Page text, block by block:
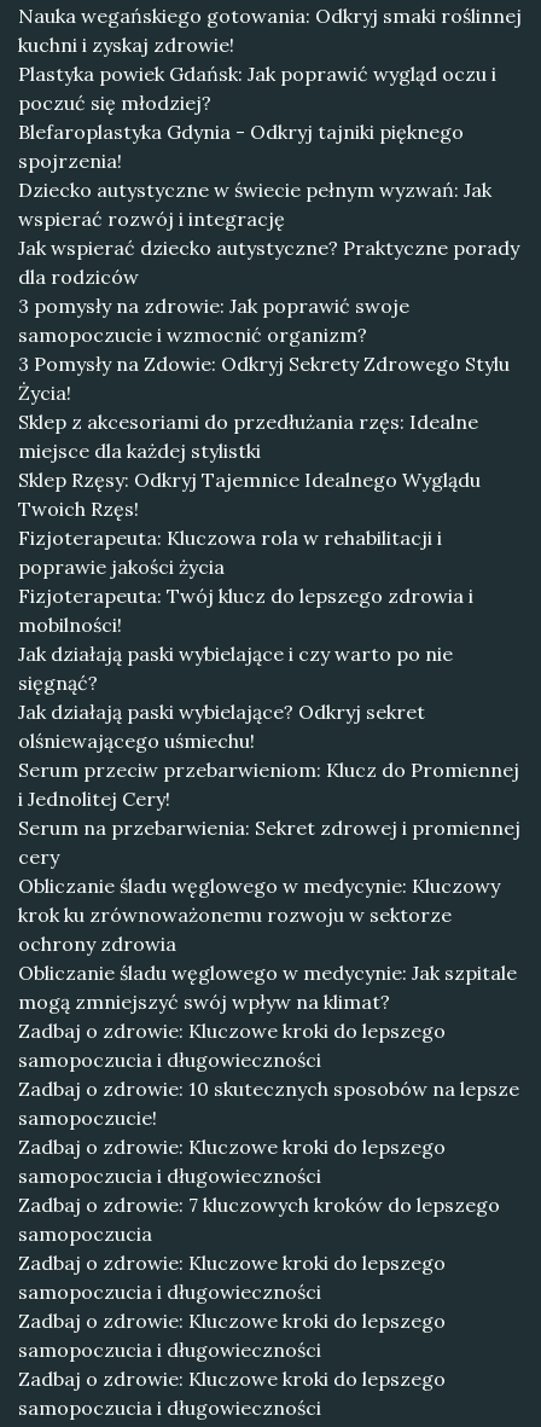
Nauka wegańskiego gotowania: Odkryj smaki roślinnej
kuchni i zyskaj zdrowie!
Plastyka powiek Gdańsk: Jak poprawić wygląd oczu i
poczuć się młodziej?
Blefaroplastyka Gdynia - Odkryj tajniki pięknego
spojrzenia!
Dziecko autystyczne w świecie pełnym wyzwań: Jak
wspierać rozwój i integrację
Jak wspierać dziecko autystyczne? Praktyczne porady
dla rodziców
3 pomysły na zdrowie: Jak poprawić swoje
samopoczucie i wzmocnić organizm?
3 Pomysły na Zdowie: Odkryj Sekrety Zdrowego Stylu
Życia!
Sklep z akcesoriami do przedłużania rzęs: Idealne
miejsce dla każdej stylistki
Sklep Rzęsy: Odkryj Tajemnice Idealnego Wyglądu
Twoich Rzęs!
Fizjoterapeuta: Kluczowa rola w rehabilitacji i
poprawie jakości życia
Fizjoterapeuta: Twój klucz do lepszego zdrowia i
mobilności!
Jak działają paski wybielające i czy warto po nie
sięgnąć?
Jak działają paski wybielające? Odkryj sekret
olśniewającego uśmiechu!
Serum przeciw przebarwieniom: Klucz do Promiennej
i Jednolitej Cery!
Serum na przebarwienia: Sekret zdrowej i promiennej
cery
Obliczanie śladu węglowego w medycynie: Kluczowy
krok ku zrównoważonemu rozwoju w sektorze
ochrony zdrowia
Obliczanie śladu węglowego w medycynie: Jak szpitale
mogą zmniejszyć swój wpływ na klimat?
Zadbaj o zdrowie: Kluczowe kroki do lepszego
samopoczucia i długowieczności
Zadbaj o zdrowie: 10 skutecznych sposobów na lepsze
samopoczucie!
Zadbaj o zdrowie: Kluczowe kroki do lepszego
samopoczucia i długowieczności
Zadbaj o zdrowie: 7 kluczowych kroków do lepszego
samopoczucia
Zadbaj o zdrowie: Kluczowe kroki do lepszego
samopoczucia i długowieczności
Zadbaj o zdrowie: Kluczowe kroki do lepszego
samopoczucia i długowieczności
Zadbaj o zdrowie: Kluczowe kroki do lepszego
samopoczucia i długowieczności